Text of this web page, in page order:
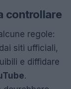
controllare
regole:
siti ufficiali,
e diffidare
.